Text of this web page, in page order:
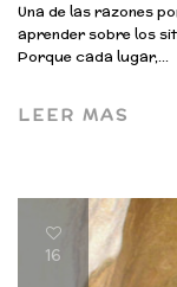
Una de las razones
aprender sobre los
Porque cada lugar,...
LEER MAS
16